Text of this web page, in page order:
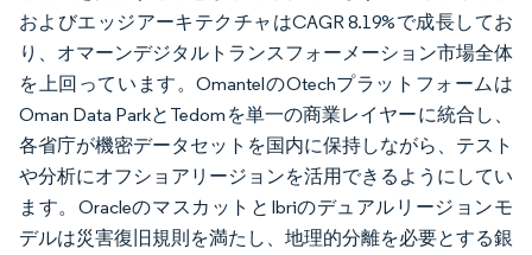
およびエッジアーキテクチャはCAGR 8.19%で成長してお
り、オマーンデジタルトランスフォーメーション市場全体
を上回っています。OmantelのOtechプラットフォームは
Oman Data ParkとTedomを単一の商業レイヤーに統合し、
各省庁が機密データセットを国内に保持しながら、テスト
や分析にオフショアリージョンを活用できるようにしてい
ます。OracleのマスカットとIbriのデュアルリージョンモ
デルは災害復旧規則を満たし、地理的分離を必要とする銀